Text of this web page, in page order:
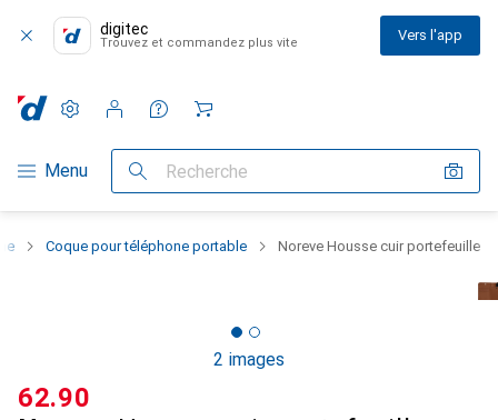
digitec
Trouvez et commandez plus vite Vers l'app
Navigation par catégorie
Menu Recherche
Paramètres
Compte client
Listes de comparaison
Listes d'envies
Panier
Coque pour téléphone portable Noreve Housse cuir portefeuille
2 images
CHF
62.90